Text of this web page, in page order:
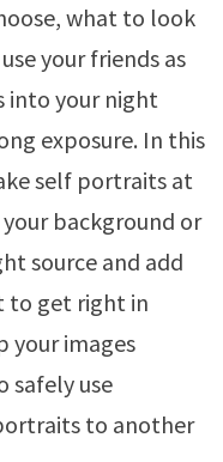
what to look
your friends as
into your night
exposure. In this
self portraits at
background or
source and add
to get right in
your images
safely use
to another